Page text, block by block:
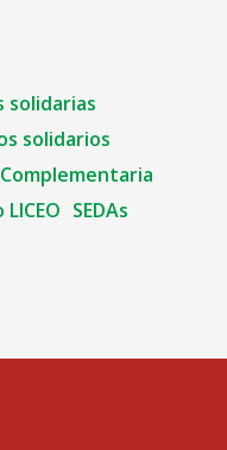
solidarias
solidarios
SEDAs